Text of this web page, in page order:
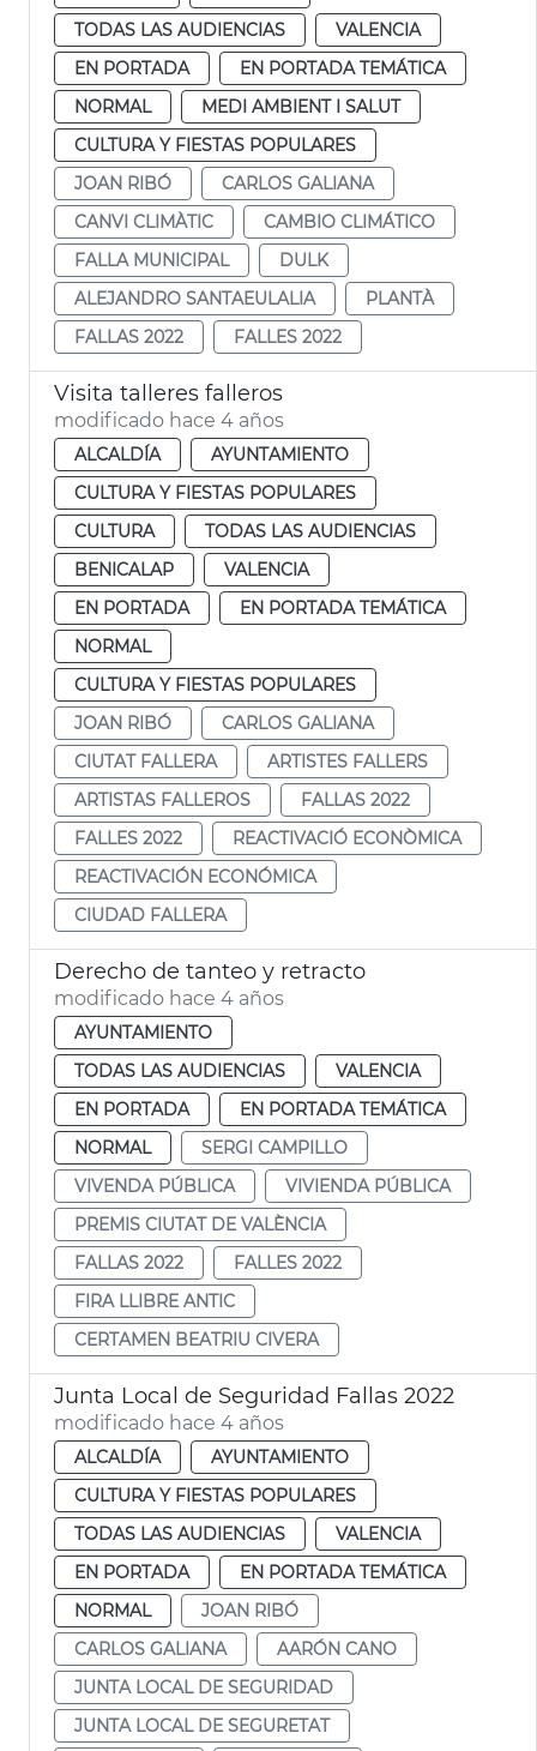
TODAS LAS AUDIENCIAS
VALENCIA
EN PORTADA
EN PORTADA TEMÁTICA
NORMAL
MEDI AMBIENT I SALUT
CULTURA Y FIESTAS POPULARES
JOAN RIBÓ
CARLOS GALIANA
CANVI CLIMÀTIC
CAMBIO CLIMÁTICO
FALLA MUNICIPAL
DULK
ALEJANDRO SANTAEULALIA
PLANTÀ
FALLAS 2022
FALLES 2022
Visita talleres falleros
modificado hace 4 años
ALCALDÍA
AYUNTAMIENTO
CULTURA Y FIESTAS POPULARES
CULTURA
TODAS LAS AUDIENCIAS
BENICALAP
VALENCIA
EN PORTADA
EN PORTADA TEMÁTICA
NORMAL
CULTURA Y FIESTAS POPULARES
JOAN RIBÓ
CARLOS GALIANA
CIUTAT FALLERA
ARTISTES FALLERS
ARTISTAS FALLEROS
FALLAS 2022
FALLES 2022
REACTIVACIÓ ECONÒMICA
REACTIVACIÓN ECONÓMICA
CIUDAD FALLERA
Derecho de tanteo y retracto
modificado hace 4 años
AYUNTAMIENTO
TODAS LAS AUDIENCIAS
VALENCIA
EN PORTADA
EN PORTADA TEMÁTICA
NORMAL
SERGI CAMPILLO
VIVENDA PÚBLICA
VIVIENDA PÚBLICA
PREMIS CIUTAT DE VALÈNCIA
FALLAS 2022
FALLES 2022
FIRA LLIBRE ANTIC
CERTAMEN BEATRIU CIVERA
Junta Local de Seguridad Fallas 2022
modificado hace 4 años
ALCALDÍA
AYUNTAMIENTO
CULTURA Y FIESTAS POPULARES
TODAS LAS AUDIENCIAS
VALENCIA
EN PORTADA
EN PORTADA TEMÁTICA
NORMAL
JOAN RIBÓ
CARLOS GALIANA
AARÓN CANO
JUNTA LOCAL DE SEGURIDAD
JUNTA LOCAL DE SEGURETAT